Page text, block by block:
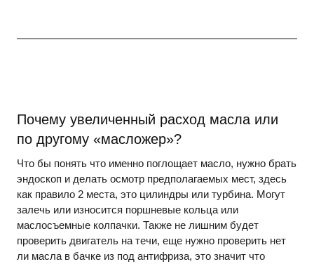
Почему увеличенный расход масла или
по другому «масложер»?
Что бы понять что именно поглощает масло, нужно брать
эндоскоп и делать осмотр предполагаемых мест, здесь
как правило 2 места, это цилиндры или турбина. Могут
залечь или износится поршневые кольца или
маслосъемные колпачки. Также не лишним будет
проверить двигатель на течи, еще нужно проверить нет
ли масла в бачке из под антифриза, это значит что